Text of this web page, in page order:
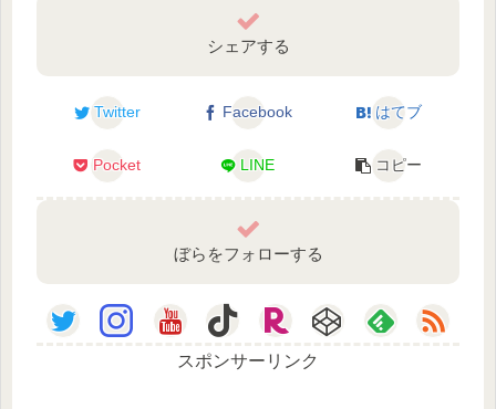
シェアする
Twitter Facebook はてブ
Pocket LINE コピー
ぼらをフォローする
スポンサーリンク